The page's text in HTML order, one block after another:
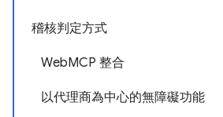
稽核判定方式
WebMCP 整合
以代理商為中心的無障礙功能